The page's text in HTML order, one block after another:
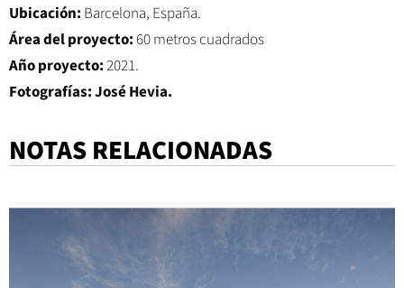
Ubicación: Barcelona, España.
Área del proyecto: 60 metros cuadrados
Año proyecto:2021.
Fotografías: José Hevia.
NOTAS RELACIONADAS